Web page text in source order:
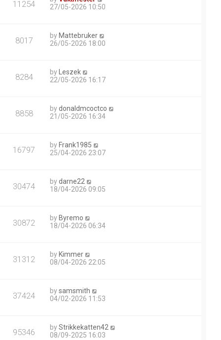
11254
27/05-2026 10:50
8017 by Mattebruker
26/05-2026 18:00
8284 by
Leszek
22/05-2026 16:17
8858 bydonaldmcoctco
21/05-2026 16:34
16797 by Frank1985
25/04-2026 23:07
30474 bydarne22
18/04-2026 09:05
30872 by Byremo
18/04-2026 06:34
31312 by Kimmer
08/04-2026 22:05
37424 bysamsmith
04/02-2026 11:53
95346 byStrikkekatten42
08/09-2025 16:03